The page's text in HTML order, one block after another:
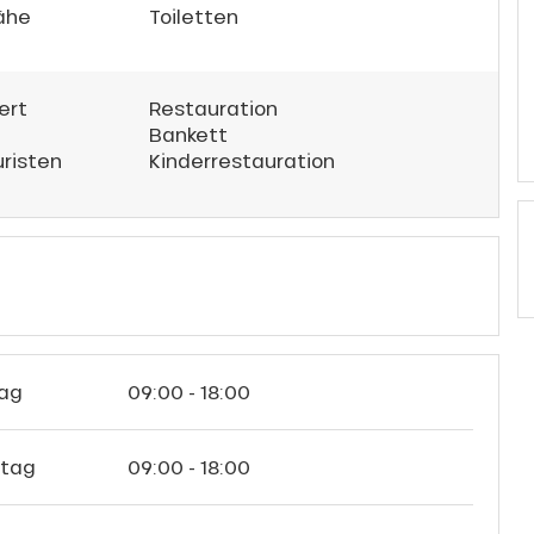
Toiletten
Restauration
Bankett
Kinderrestauration
09:00 - 18:00
09:00 - 18:00